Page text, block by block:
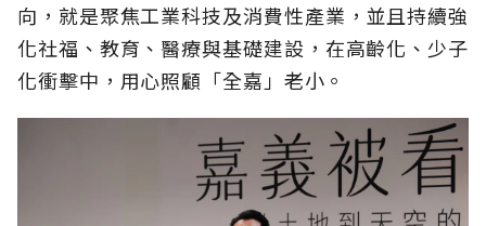
向，就是聚焦工業科技及消費性產業，並且持續強
化社福、教育、醫療與基礎建設，在高齡化、少子
化衝擊中，用心照顧「全嘉」老小。